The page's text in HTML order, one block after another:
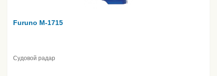
Furuno M-1715
Судовой радар